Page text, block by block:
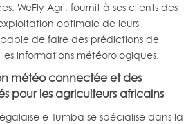
WeFly Agri, fournit à ses clients des
optimale de leurs
de faire des prédictions de
informations météorologiques.
météo connectée et des
pour les agriculteurs africains
e-Tumba se spécialise dans la